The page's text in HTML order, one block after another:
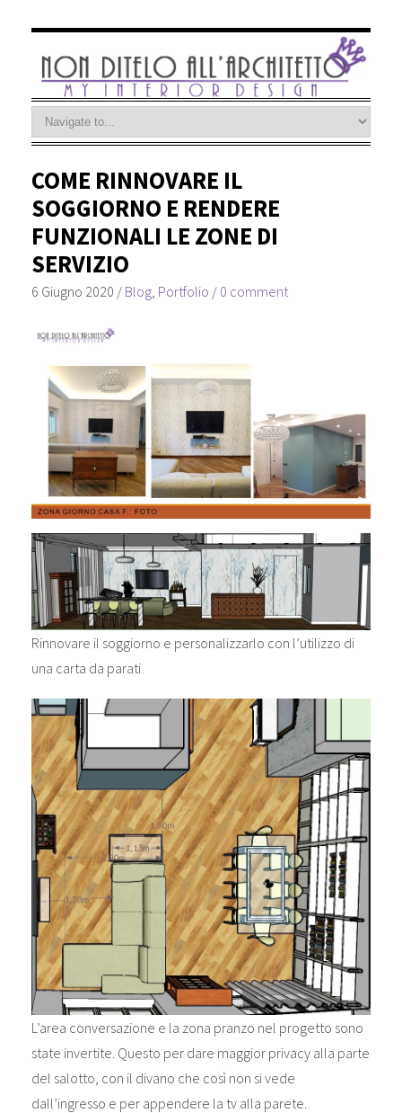
COME RINNOVARE IL
SOGGIORNO E RENDERE
FUNZIONALI LE ZONE DI
SERVIZIO
6 Giugno 2020 / Blog, Portfolio / 0 comment
Rinnovare il soggiorno e personalizzarlo con l’utilizzo di
una carta da parati
L’area conversazione e la zona pranzo nel progetto sono
state invertite. Questo per dare maggior privacy alla parte
del salotto, con il divano che così non si vede
dall’ingresso e per appendere la tv alla parete.